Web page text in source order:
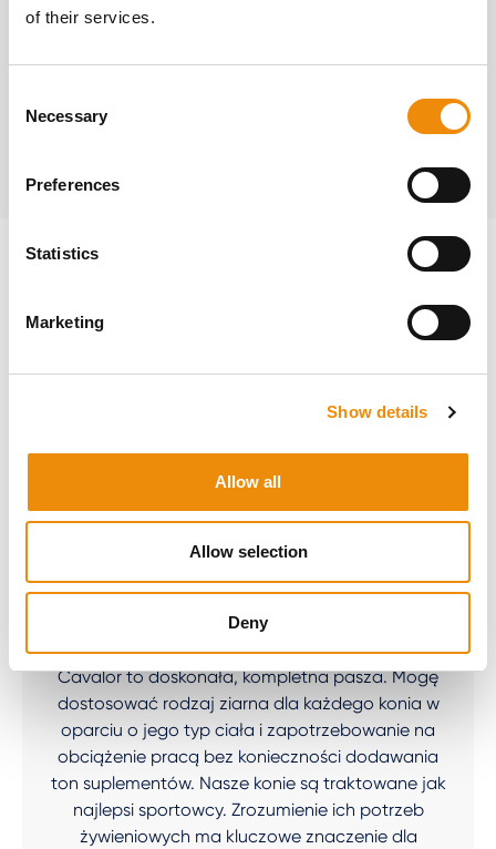
of their services.
Selection
Necessary
Preferences
Statistics
Marketing
Show details
Allow all
Allow selection
Deny
SPOŁECZNOŚĆ
Dieta jako fundament
Cavalor to doskonała, kompletna pasza. Mogę
dostosować rodzaj ziarna dla każdego konia w
oparciu o jego typ ciała i zapotrzebowanie na
obciążenie pracą bez konieczności dodawania
ton suplementów. Nasze konie są traktowane jak
najlepsi sportowcy. Zrozumienie ich potrzeb
żywieniowych ma kluczowe znaczenie dla